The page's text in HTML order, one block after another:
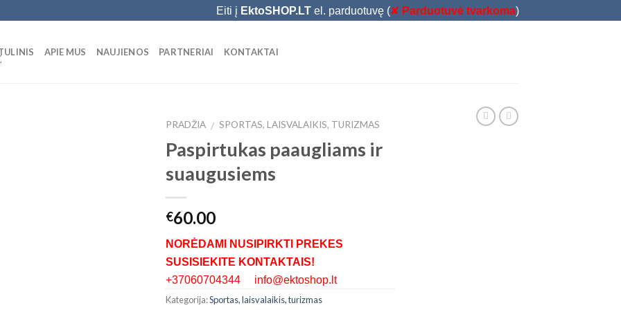
Eiti į EktoSHOP.LT el. parduotuvę (✘ Parduotuvė tvarkoma)
APIE MUS NAUJIENOS PARTNERIAI KONTAKTAI
PRADŽIA / SPORTAS, LAISVALAIKIS, TURIZMAS
Paspirtukas paaugliams ir
suaugusiems
€60.00
NORĖDAMI NUSIPIRKTI PREKES
SUSISIEKITE KONTAKTAIS!
+37060704344 info@ektoshop.lt
Kategorija:Sportas, laisvalaikis, turizmas